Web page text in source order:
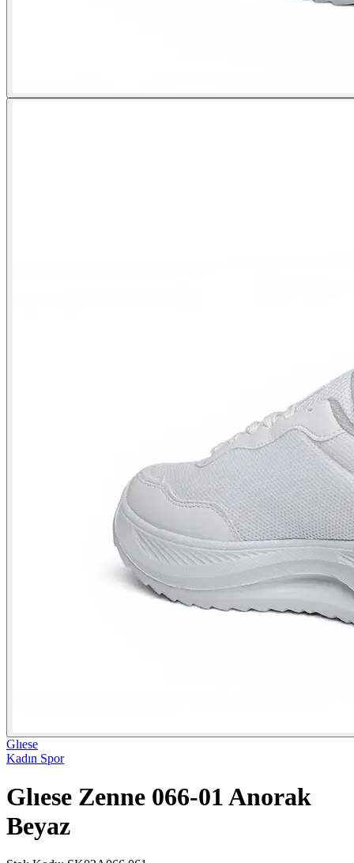
Glıese
Kadın Spor
Glıese Zenne 066-01 Anorak
Beyaz